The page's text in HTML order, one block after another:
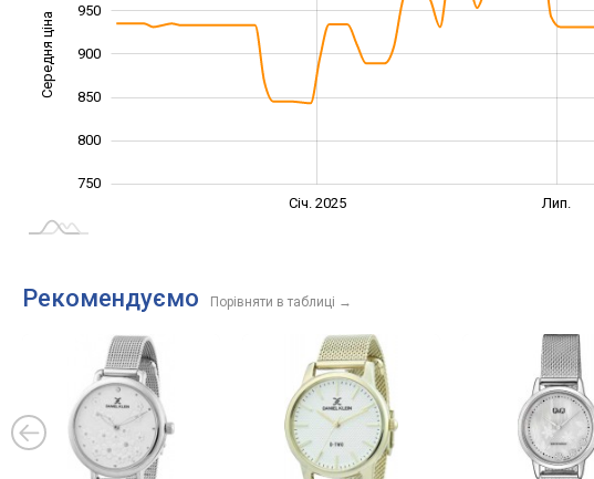
Середня ціна 1 000
750
800
850
900
950
Січ. 2025 Лип.
Рекомендуємо Порівняти в таблиці →